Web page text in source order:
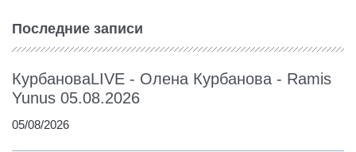
Последние записи
КурбановаLIVE - Олена Курбанова - Ramis
Yunus 05.08.2026
05/08/2026